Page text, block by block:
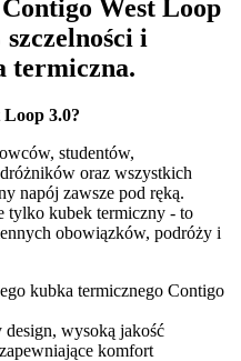
West Loop
i
termiczna.
3.0?
studentów,
oraz wszystkich
napój zawsze pod ręką.
tylko kubek termiczny - to
obowiązków, podróży i
kubka termicznego Contigo
design, wysoką jakość
komfort